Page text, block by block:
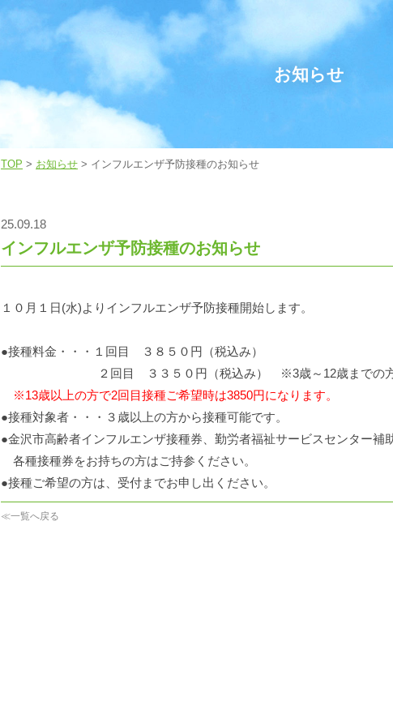
お知らせ
TOP > お知らせ > インフルエンザ予防接種のお知らせ
25.09.18
インフルエンザ予防接種のお知らせ
１０月１日(水)よりインフルエンザ予防接種開始します。
●接種料金・・・１回目 ３８５０円（税込み）
２回目 ３３５０円（税込み） ※3歳～12歳までの
※13歳以上の方で2回目接種ご希望時は3850円になります。
●接種対象者・・・３歳以上の方から接種可能です。
●金沢市高齢者インフルエンザ接種券、勤労者福祉サービスセンター補
各種接種券をお持ちの方はご持参ください。
●接種ご希望の方は、受付までお申し出ください。
≪一覧へ戻る